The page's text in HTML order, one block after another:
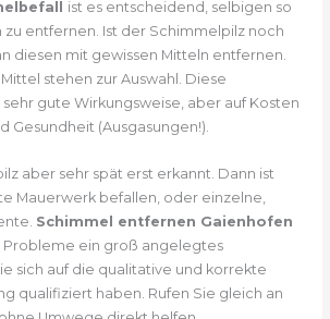
ist es entscheidend, selbigen so
zu entfernen. Ist der Schimmelpilz noch
diesen mit gewissen Mitteln entfernen.
stehen zur Auswahl. Diese
gute Wirkungsweise, aber auf Kosten
Gesundheit (Ausgasungen!).
aber sehr spät erst erkannt. Dann ist
Mauerwerk befallen, oder einzelne,
Schimmel entfernen Gaienhofen
Probleme ein groß angelegtes
sich auf die qualitative und korrekte
qualifiziert haben. Rufen Sie gleich an